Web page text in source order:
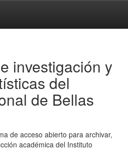
investigación y
del
de Bellas
de acceso abierto para archivar,
académica del Instituto